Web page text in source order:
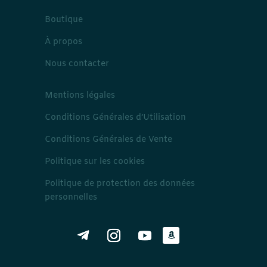
Boutique
À propos
Nous contacter
Mentions légales
Conditions Générales d’Utilisation
Conditions Générales de Vente
Politique sur les cookies
Politique de protection des données
personnelles